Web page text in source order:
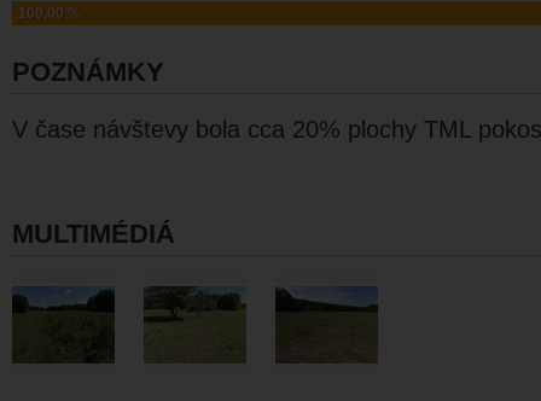
100,00 %
POZNÁMKY
V čase návštevy bola cca 20% plochy TML
MULTIMÉDIÁ